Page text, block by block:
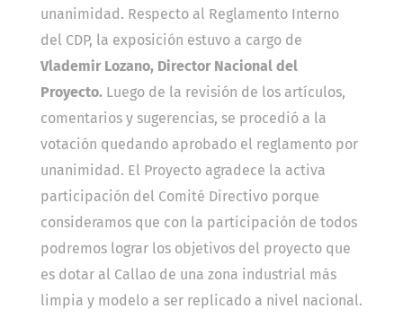
unanimidad. Respecto al Reglamento Interno
del CDP, la exposición estuvo a cargo de
Vlademir Lozano, Director Nacional del
Proyecto.Luego de la revisión de los artículos,
comentarios y sugerencias, se procedió a la
votación quedando aprobado el reglamento por
unanimidad. El Proyecto agradece la activa
participación del Comité Directivo porque
consideramos que con la participación de todos
podremos lograr los objetivos del proyecto que
es dotar al Callao de una zona industrial más
limpia y modelo a ser replicado a nivel nacional.